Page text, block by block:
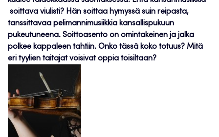
soittava viulisti? Hän soittaa hymyssä suin reipasta,
tanssittavaa pelimannimusiikkia kansallispukuun
pukeutuneena. Soittoasento on omintakeinen ja jalka
polkee kappaleen tahtiin. Onko tässä koko totuus? Mitä
eri tyylien taitajat voisivat oppia toisiltaan?